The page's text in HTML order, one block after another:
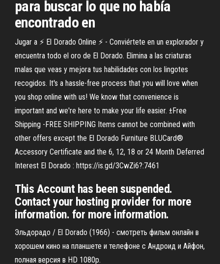
para buscar lo que no había
encontrado en
Jugar a ⚡ El Dorado Online ⚡ - Conviértete en un explorador y
encuentra todo el oro de El Dorado. Elimina a las criaturas
malas que veas y mejora tus habilidades con los lingotes
recogidos. It's a hassle-free process that you will love when
you shop online with us! We know that convenience is
important and we're here to make your life easier. ±Free
Shipping -FREE SHIPPING Items cannot be combined with
other offers except the El Dorado Furniture BLUCard®
Accessory Certificate and the 6, 12, 18 or 24 Month Deferred
Interest El Dorado : https://is.gd/3CwZi6?:7461
This Account has been suspended.
Contact your hosting provider for more
information. for more information.
Эльдорадо / El Dorado (1966) - смотреть фильм онлайн в
хорошем кино на планшете и телефоне с Андроид и Айфон,
полная версия в HD 1080p.